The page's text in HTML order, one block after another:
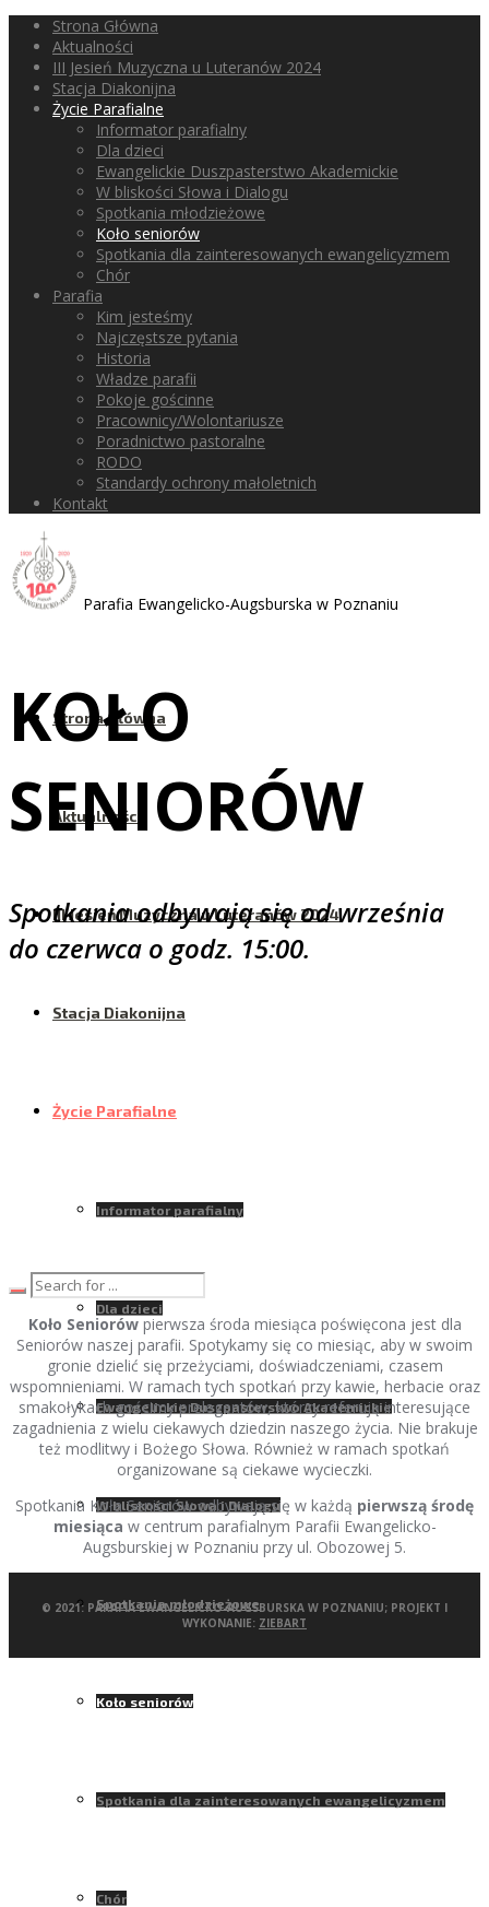
Strona Główna
Aktualności
III Jesień Muzyczna u Luteranów 2024
Stacja Diakonijna
Życie Parafialne
Informator parafialny
Dla dzieci
Ewangelickie Duszpasterstwo Akademickie
W bliskości Słowa i Dialogu
Spotkania młodzieżowe
Koło seniorów
Spotkania dla zainteresowanych ewangelicyzmem
Chór
Parafia
Kim jesteśmy
Najczęstsze pytania
Historia
Władze parafii
Pokoje gościnne
Pracownicy/Wolontariusze
Poradnictwo pastoralne
RODO
Standardy ochrony małoletnich
Kontakt
Parafia Ewangelicko-Augsburska w Poznaniu
Strona Główna
Aktualności
III Jesień Muzyczna u Luteranów 2024
Stacja Diakonijna
Życie Parafialne
Informator parafialny
Dla dzieci
Ewangelickie Duszpasterstwo Akademickie
W bliskości Słowa i Dialogu
Spotkania młodzieżowe
Koło seniorów
Spotkania dla zainteresowanych ewangelicyzmem
Chór
KOŁO
SENIORÓW
Spotkania odbywają się od września
do czerwca o godz. 15:00.
Koło Seniorów pierwsza środa miesiąca poświęcona jest dla
Seniorów naszej parafii. Spotykamy się co miesiąc, aby w swoim
gronie dzielić się przeżyciami, doświadczeniami, czasem
wspomnieniami. W ramach tych spotkań przy kawie, herbacie oraz
smakołykach gościmy prelegentów, którzy referują interesujące
zagadnienia z wielu ciekawych dziedzin naszego życia. Nie brakuje
też modlitwy i Bożego Słowa. Również w ramach spotkań
organizowane są ciekawe wycieczki.
Spotkania Koła Seniorów odbywają się w każdą pierwszą środę
miesiąca w centrum parafialnym Parafii Ewangelicko-
Augsburskiej w Poznaniu przy ul. Obozowej 5.
© 2021: PARAFIA EWANGELICKO-AUGSBURSKA W POZNANIU; PROJEKT I
WYKONANIE: ZIEBART